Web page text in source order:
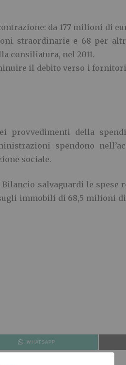
da 177 milioni di
straordinarie e 68 per
consiliatura, nel 2011.
il debito verso i
provvedimenti della
spendono
sociale.
salvaguardi le spese
immobili di 68,5 milioni
WHATSAPP